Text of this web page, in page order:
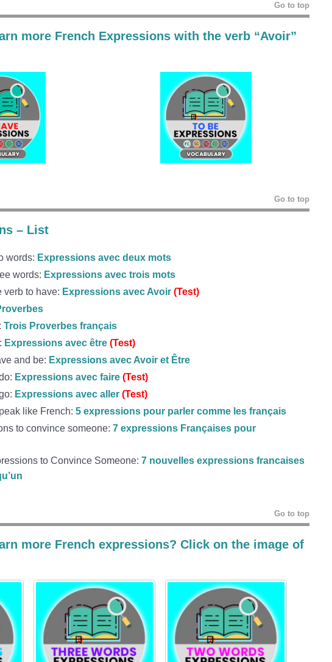
Go to top
more French Expressions with the verb “Avoir”
Go to top
– List
words: Expressions avec deux mots
words: Expressions avec trois mots
verb to have: Expressions avec Avoir (Test)
Trois Proverbes français
Expressions avec être (Test)
and be: Expressions avec Avoir et Être
Expressions avec faire (Test)
Expressions avec aller (Test)
like French: 5 expressions pour parler comme les français
to convince someone: 7 expressions Françaises pour
to Convince Someone: 7 nouvelles expressions francaises
Go to top
more French expressions? Click on the image of